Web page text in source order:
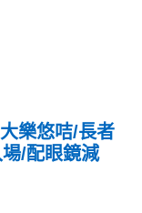
樂悠咭/長者
/配眼鏡減